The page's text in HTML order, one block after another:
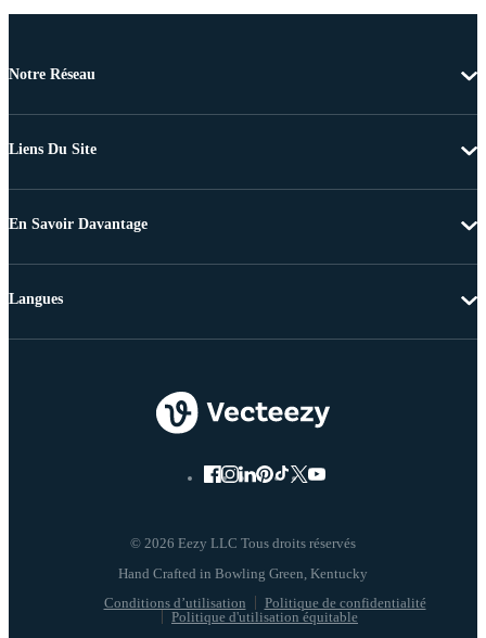
Notre Réseau
Liens Du Site
En Savoir Davantage
© 2026 Eezy LLC Tous droits réservés
Conditions d’utilisation
Politique de confidentialité
Politique d'utilisation équitable
Langues